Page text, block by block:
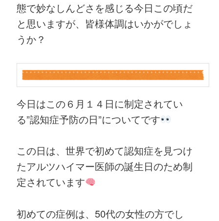
態で妙なしんどさを感じる今日この頃だ
と思いますが、皆様体調はいかがでしょ
うか？
今日はこの６月１４日に制定されてい
る”認知症予防の日”についてです
この日は、世界で初めて認知症を見つけ
たアルツハイマー医師の誕生日のため制
定されています
初めての症例は、50代の女性の方でし